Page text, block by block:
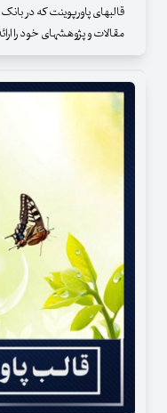
قالبهای پاورپوینت که در
مقالات و پژوهشهای خود را